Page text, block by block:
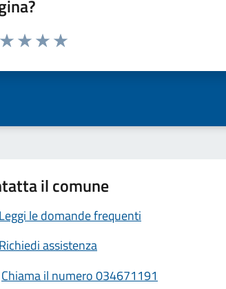
da 1 a 5 stelle la pagina
il comune
le domande frequenti
assistenza
Chiama il numero 034671191